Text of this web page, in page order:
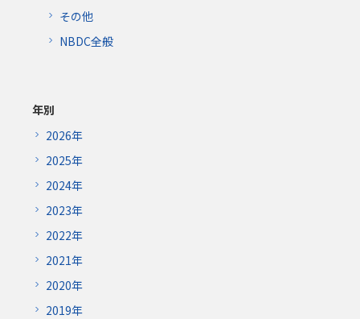
その他
NBDC全般
年別
2026年
2025年
2024年
2023年
2022年
2021年
2020年
2019年